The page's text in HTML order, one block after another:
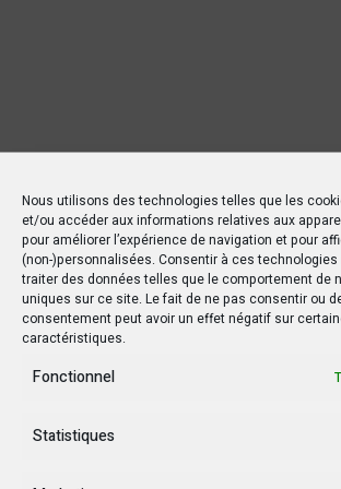
Nous utilisons des technologies telles que les
et/ou accéder aux informations relatives aux
pour améliorer l’expérience de navigation et pour
(non-)personnalisées. Consentir à ces
traiter des données telles que le comportement de
uniques sur ce site. Le fait de ne pas consentir ou
consentement peut avoir un effet négatif sur
caractéristiques.
Fonctionnel
Statistiques
Nouvelles Récentes
Jean-Noël Barrot, chef de la
française en RDC : une visite sous